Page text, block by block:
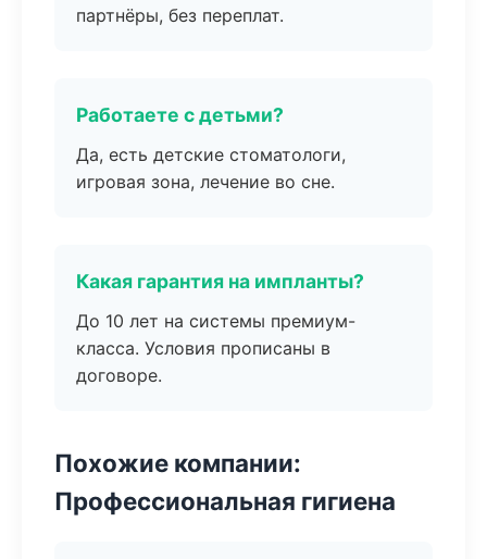
партнёры, без переплат.
Работаете с детьми?
Да, есть детские стоматологи,
игровая зона, лечение во сне.
Какая гарантия на импланты?
До 10 лет на системы премиум-
класса. Условия прописаны в
договоре.
Похожие компании:
Профессиональная гигиена